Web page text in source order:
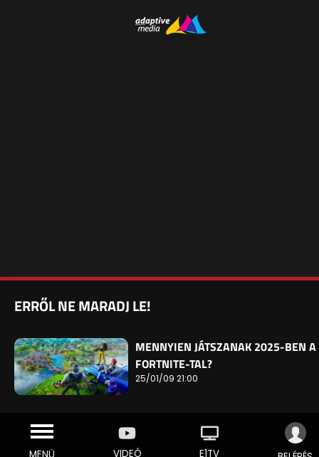
VIDEÓ E1TV
ERRŐL NE MARADJ LE!
MENNYIEN JÁTSZANAK 2025-BEN A
FORTNITE-TAL?
25/01/09 21:00